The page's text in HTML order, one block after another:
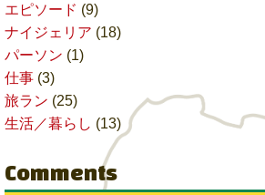
エピソード (9)
ナイジェリア (18)
パーソン (1)
仕事 (3)
旅ラン (25)
生活／暮らし (13)
Comments